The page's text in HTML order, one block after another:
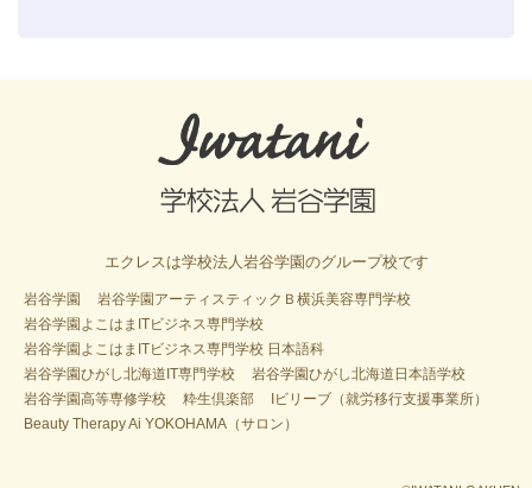
エクレスは学校法人岩谷学園のグループ校です
岩谷学園
岩谷学園アーティスティックＢ横浜美容専門学校
岩谷学園よこはまITビジネス専門学校
岩谷学園よこはまITビジネス専門学校 日本語科
岩谷学園ひがし北海道IT専門学校
岩谷学園ひがし北海道日本語学校
岩谷学園高等専修学校
粋生倶楽部
Iビリーブ（就労移行支援事業所）
Beauty Therapy Ai YOKOHAMA（サロン）